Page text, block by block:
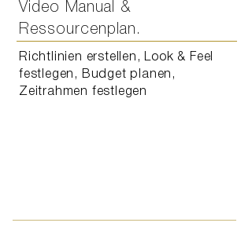
Video Manual &
Ressourcenplan .
Richtlinien erstellen, Look & Feel
festlegen, Budget planen,
Zeitrahmen festlegen